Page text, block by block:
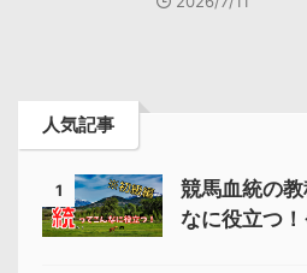
人気記事
1
競馬血統の
なに役立つ